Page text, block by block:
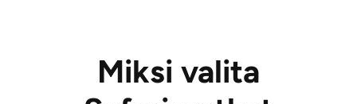
Miksi valita